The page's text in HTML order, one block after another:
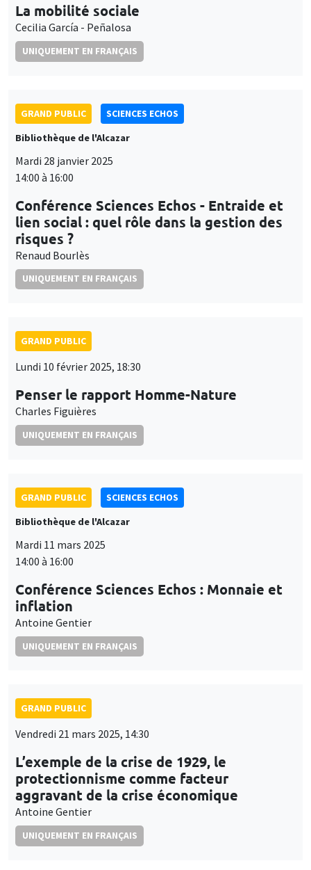
La mobilité sociale
Cecilia García - Peñalosa
UNIQUEMENT EN FRANÇAIS
GRAND PUBLIC
SCIENCES ECHOS
Bibliothèque de l'Alcazar
Mardi 28 janvier 2025
14:00 à 16:00
Conférence Sciences Echos - Entraide et
lien social : quel rôle dans la gestion des
risques ?
Renaud Bourlès
UNIQUEMENT EN FRANÇAIS
GRAND PUBLIC
Lundi 10 février 2025, 18:30
Penser le rapport Homme-Nature
Charles Figuières
UNIQUEMENT EN FRANÇAIS
GRAND PUBLIC
SCIENCES ECHOS
Bibliothèque de l'Alcazar
Mardi 11 mars 2025
14:00 à 16:00
Conférence Sciences Echos : Monnaie et
inflation
Antoine Gentier
UNIQUEMENT EN FRANÇAIS
GRAND PUBLIC
Vendredi 21 mars 2025, 14:30
L’exemple de la crise de 1929, le
protectionnisme comme facteur
aggravant de la crise économique
Antoine Gentier
UNIQUEMENT EN FRANÇAIS